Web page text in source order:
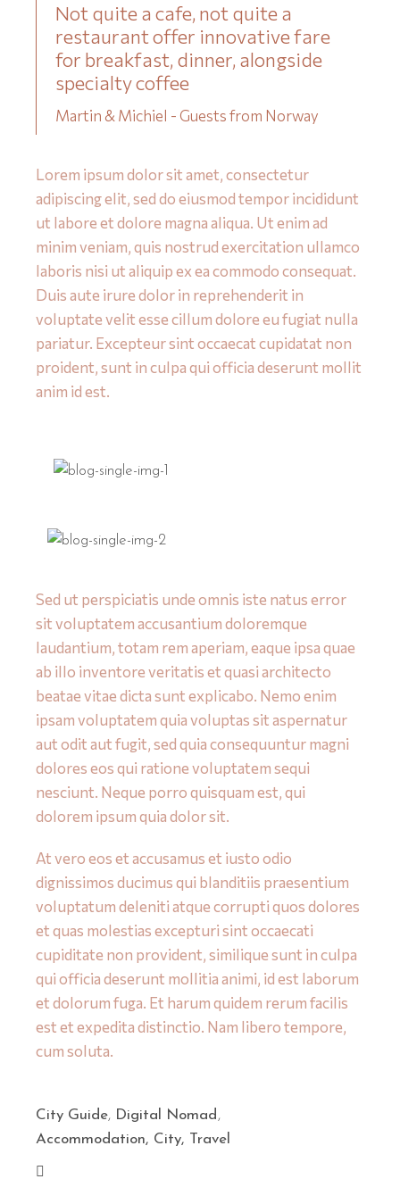
Not quite a cafe, not quite a
restaurant offer innovative fare
for breakfast, dinner, alongside
specialty coffee
Martin & Michiel - Guests from Norway
Lorem ipsum dolor sit amet, consectetur
adipiscing elit, sed do eiusmod tempor incididunt
ut labore et dolore magna aliqua. Ut enim ad
minim veniam, quis nostrud exercitation ullamco
laboris nisi ut aliquip ex ea commodo consequat.
Duis aute irure dolor in reprehenderit in
voluptate velit esse cillum dolore eu fugiat nulla
pariatur. Excepteur sint occaecat cupidatat non
proident, sunt in culpa qui officia deserunt mollit
anim id est.
Sed ut perspiciatis unde omnis iste natus error
sit voluptatem accusantium doloremque
laudantium, totam rem aperiam, eaque ipsa quae
ab illo inventore veritatis et quasi architecto
beatae vitae dicta sunt explicabo. Nemo enim
ipsam voluptatem quia voluptas sit aspernatur
aut odit aut fugit, sed quia consequuntur magni
dolores eos qui ratione voluptatem sequi
nesciunt. Neque porro quisquam est, qui
dolorem ipsum quia dolor sit.
At vero eos et accusamus et iusto odio
dignissimos ducimus qui blanditiis praesentium
voluptatum deleniti atque corrupti quos dolores
et quas molestias excepturi sint occaecati
cupiditate non provident, similique sunt in culpa
qui officia deserunt mollitia animi, id est laborum
et dolorum fuga. Et harum quidem rerum facilis
est et expedita distinctio. Nam libero tempore,
cum soluta.
City Guide, Digital Nomad
Accommodation
City Travel